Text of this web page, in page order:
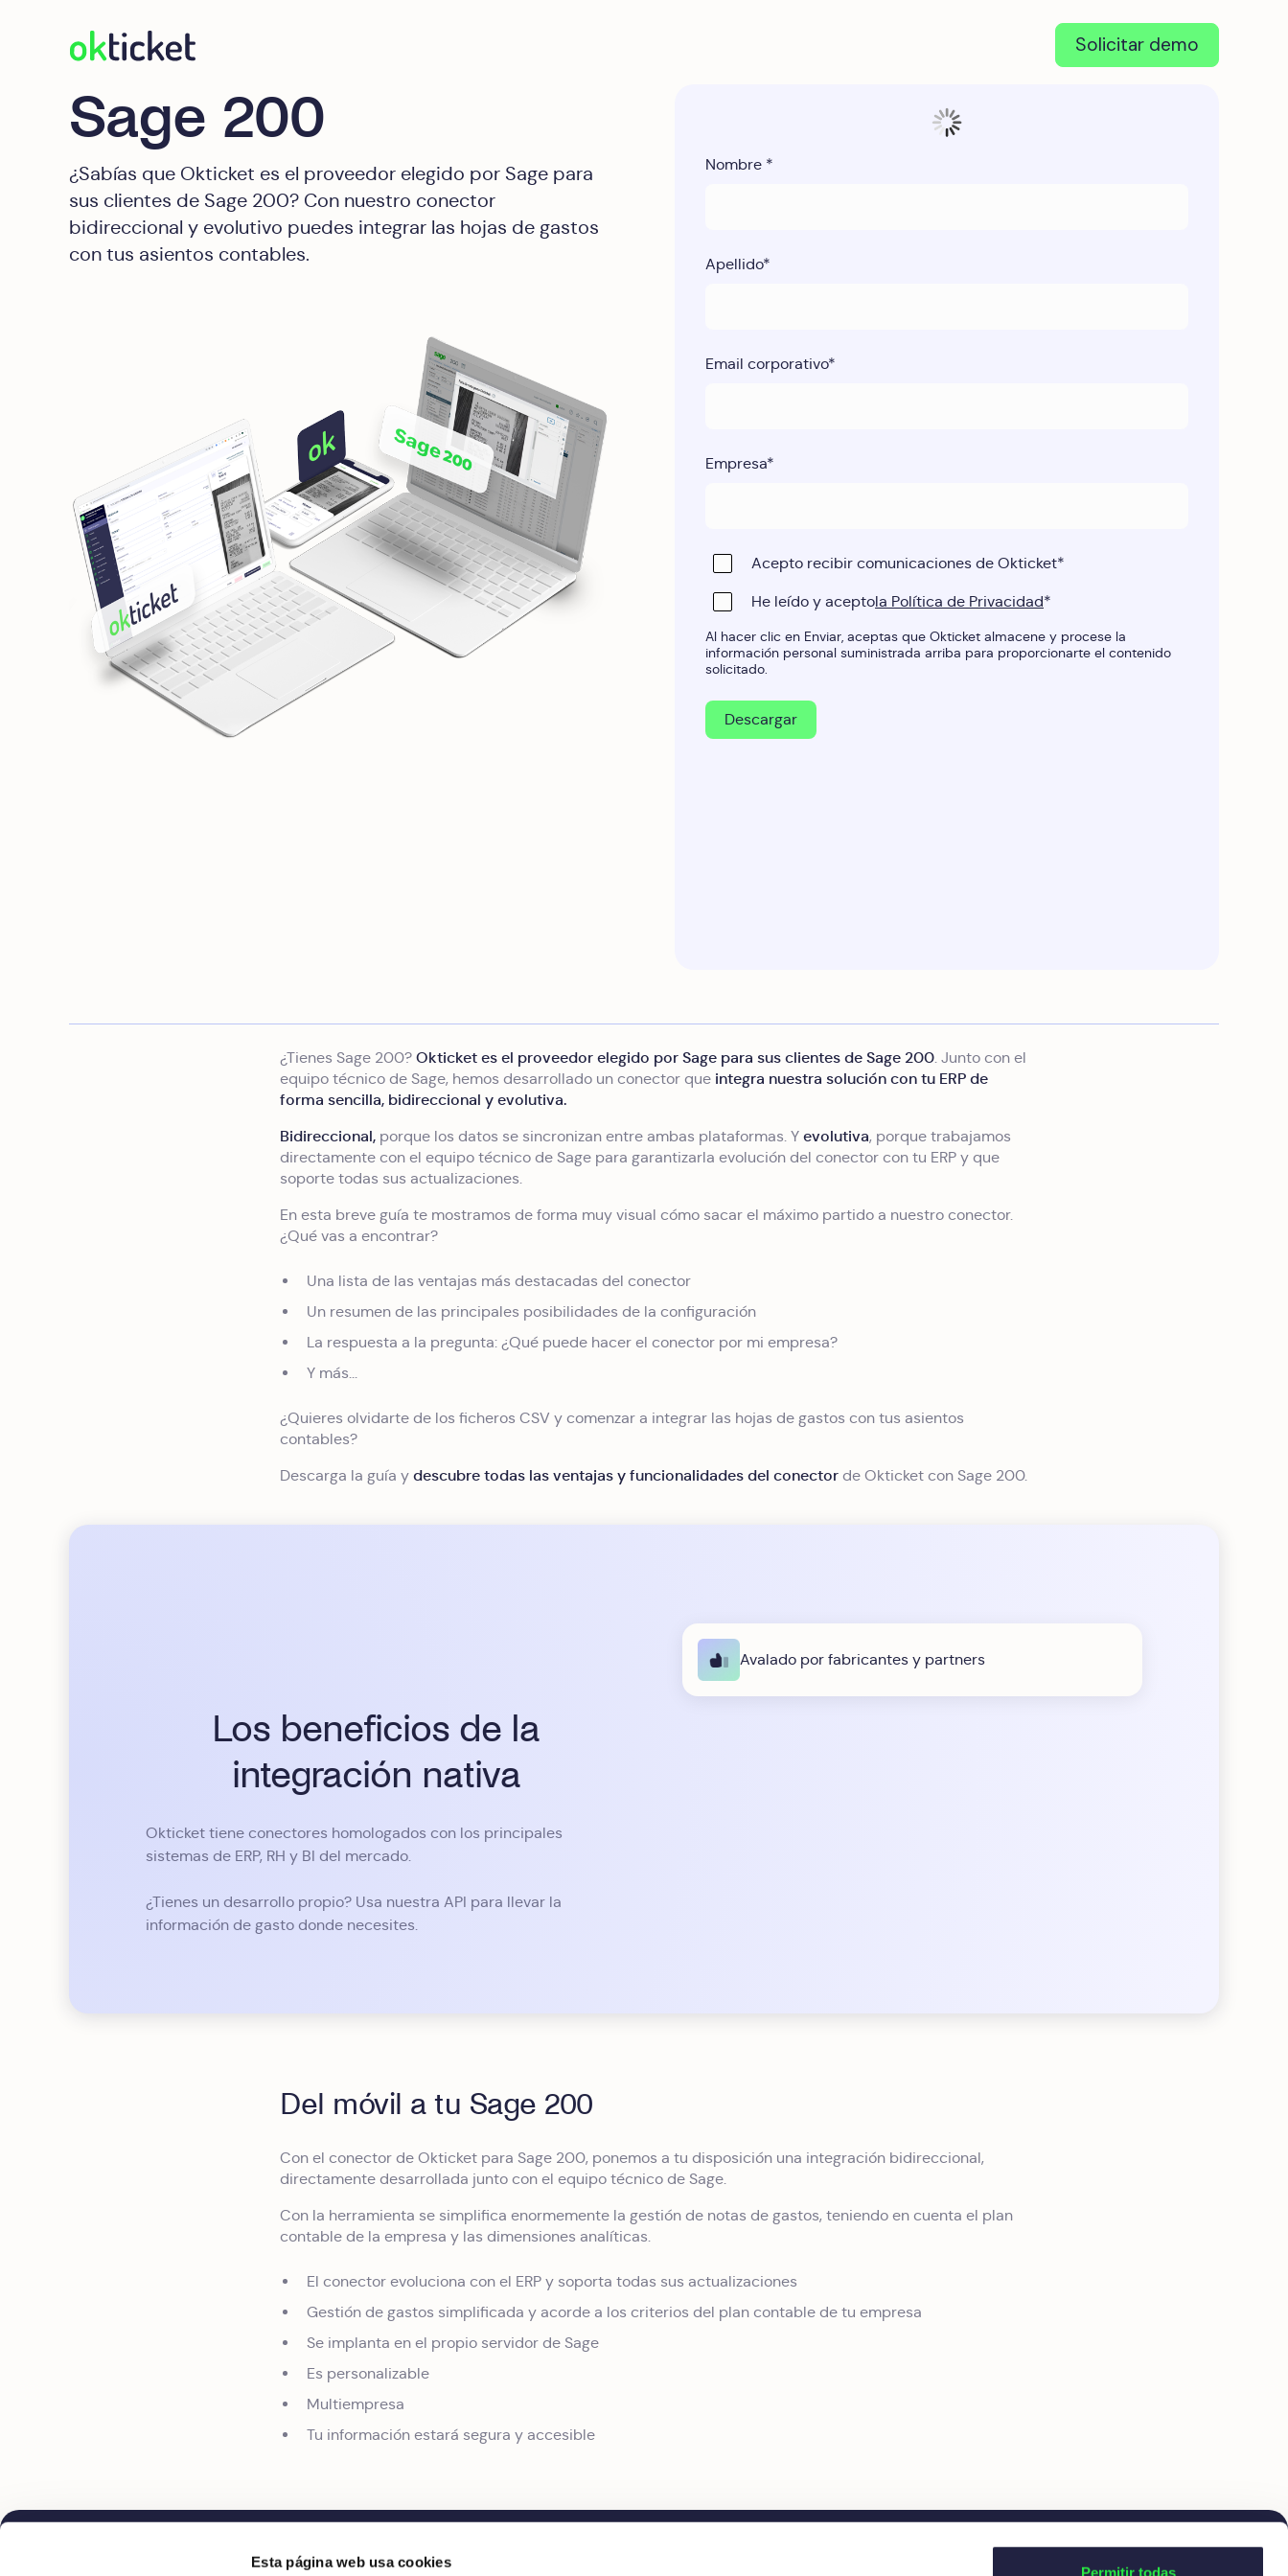
Esta página web usa cookies
Permitir todas
Solicitar demo
Sage 200
¿Sabías que Okticket es el proveedor elegido por Sage para
sus clientes de Sage 200? Con nuestro conector
bidireccional y evolutivo puedes integrar las hojas de gastos
con tus asientos contables.
Nombre *
Apellido*
Email corporativo*
Empresa*
Acepto recibir comunicaciones de Okticket*
He leído y aceptola Política de Privacidad*
Al hacer clic en Enviar, aceptas que Okticket almacene y procese la
información personal suministrada arriba para proporcionarte el contenido
solicitado.
¿Tienes Sage 200? Okticket es el proveedor elegido por Sage para sus clientes de Sage 200. Junto con el
equipo técnico de Sage, hemos desarrollado un conector que integra nuestra solución con tu ERP de
forma sencilla, bidireccional y evolutiva.
Bidireccional, porque los datos se sincronizan entre ambas plataformas. Y evolutiva, porque trabajamos
directamente con el equipo técnico de Sage para garantizarla evolución del conector con tu ERP y que
soporte todas sus actualizaciones.
En esta breve guía te mostramos de forma muy visual cómo sacar el máximo partido a nuestro conector.
¿Qué vas a encontrar?
Una lista de las ventajas más destacadas del conector
Un resumen de las principales posibilidades de la configuración
La respuesta a la pregunta: ¿Qué puede hacer el conector por mi empresa?
Y más...
¿Quieres olvidarte de los ficheros CSV y comenzar a integrar las hojas de gastos con tus asientos
contables?
Descarga la guía y descubre todas las ventajas y funcionalidades del conector de Okticket con Sage 200.
Los beneficios de la
integración nativa
Okticket tiene conectores homologados con los principales
sistemas de ERP, RH y BI del mercado.
¿Tienes un desarrollo propio? Usa nuestra API para llevar la
información de gasto donde necesites.
Avalado por fabricantes y partners
Del móvil a tu Sage 200
Con el conector de Okticket para Sage 200, ponemos a tu disposición una integración bidireccional,
directamente desarrollada junto con el equipo técnico de Sage.
Con la herramienta se simplifica enormemente la gestión de notas de gastos, teniendo en cuenta el plan
contable de la empresa y las dimensiones analíticas.
El conector evoluciona con el ERP y soporta todas sus actualizaciones
Gestión de gastos simplificada y acorde a los criterios del plan contable de tu empresa
Se implanta en el propio servidor de Sage
Es personalizable
Multiempresa
Tu información estará segura y accesible